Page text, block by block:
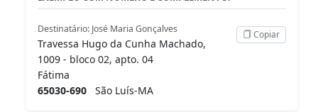
Destinatário: José Maria Gonçalves
Travessa Hugo da Cunha Machado,
1009 - bloco 02, apto. 04
Fátima
65030-690 São Luís-MA
Copiar